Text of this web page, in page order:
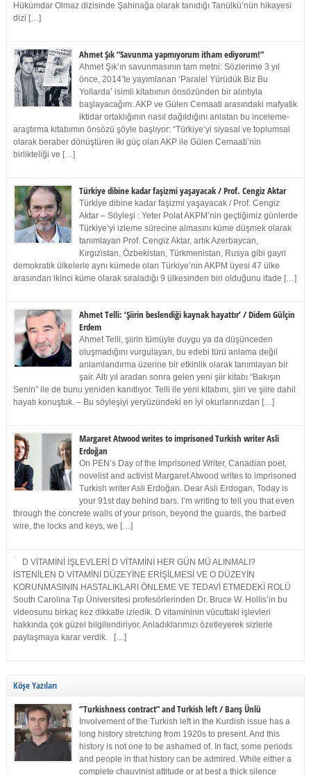
Hükümdar Olmaz dizisinde Şahinağa olarak tanıdığı Tanülkü’nün hikayesi
dizi […]
Ahmet Şık “Savunma yapmıyorum itham ediyorum!”
Ahmet Şık’ın savunmasının tam metni: Sözlerime 3 yıl
önce, 2014’te yayımlanan ‘Paralel Yürüdük Biz Bu
Yollarda’ isimli kitabımın önsözünden bir alıntıyla
başlayacağım. AKP ve Gülen Cemaati arasındaki mafyatik
iktidar ortaklığının nasıl dağıldığını anlatan bu inceleme-
araştırma kitabımın önsözü şöyle başlıyor: “Türkiye’yi siyasal ve toplumsal
olarak beraber dönüştüren iki güç olan AKP ile Gülen Cemaati’nin
birlikteliği ve […]
Türkiye dibine kadar faşizmi yaşayacak / Prof. Cengiz Aktar
Türkiye dibine kadar faşizmi yaşayacak / Prof. Cengiz
Aktar – Söyleşi : Yeter Polat AKPM’nin geçtiğimiz günlerde
Türkiye’yi izleme sürecine almasını küme düşmek olarak
tanımlayan Prof. Cengiz Aktar, artık Azerbaycan,
Kırgızistan, Özbekistan, Türkmenistan, Rusya gibi gayri
demokratik ülkelerle aynı kümede olan Türkiye’nin AKPM üyesi 47 ülke
arasından ikinci küme olarak sıraladığı 9 ülkesinden biri olduğunu ifade […]
Ahmet Telli: ‘Şiirin beslendiği kaynak hayattır’ / Didem Gülçin
Erdem
Ahmet Telli, şiirin tümüyle duygu ya da düşünceden
oluşmadığını vurgulayan, bu edebi türü anlama değil
anlamlandırma üzerine bir etkinlik olarak tanımlayan bir
şair. Altı yıl aradan sonra gelen yeni şiir kitabı “Bakışın
Senin” ile de bunu yeniden kanıtlıyor. Telli ile yeni kitabını, şiiri ve şiire dahil
hayatı konuştuk. – Bu söyleşiyi yeryüzündeki en iyi okurlarınızdan […]
Margaret Atwood writes to imprisoned Turkish writer Asli
Erdoğan
On PEN’s Day of the Imprisoned Writer, Canadian poet,
novelist and activist Margaret Atwood writes to imprisoned
Turkish writer Asli Erdoğan. Dear Asli Erdogan, Today is
your 91st day behind bars. I’m writing to tell you that even
through the concrete walls of your prison, beyond the guards, the barbed
wire, the locks and keys, we […]
D VİTAMİNİ İŞLEVLERİ D VİTAMİNİ HER GÜN MÜ ALINMALI?
İSTENİLEN D VİTAMİNİ DÜZEYİNE ERİŞİLMESİ VE O DÜZEYİN
KORUNMASININ HASTALIKLARI ÖNLEME VE TEDAVİ ETMEDEKİ ROLÜ
South Carolina Tıp Üniversitesi profesörlerinden Dr. Bruce W. Hollis’in bu
videosunu birkaç kez dikkatle izledik. D vitamininin vücuttaki işlevleri
hakkında çok güzel bilgilendiriyor. Anladıklarımızı özetleyerek sizlerle
paylaşmaya karar verdik. […]
Köşe Yazıları
“Turkishness contract” and Turkish left / Barış Ünlü
Involvement of the Turkish left in the Kurdish issue has a
long history stretching from 1920s to present. And this
history is not one to be ashamed of. In fact, some periods
and people in that history can be admired. While either a
complete chauvinist attitude or at best a thick silence